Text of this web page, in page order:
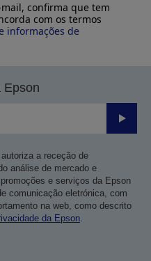
confirma que tem
com os termos
informações de
Epson
Enviar
a receção de
análise de mercado e
e serviços da Epson
comunicação eletrónica, com
na web, como descrito
da Epson.